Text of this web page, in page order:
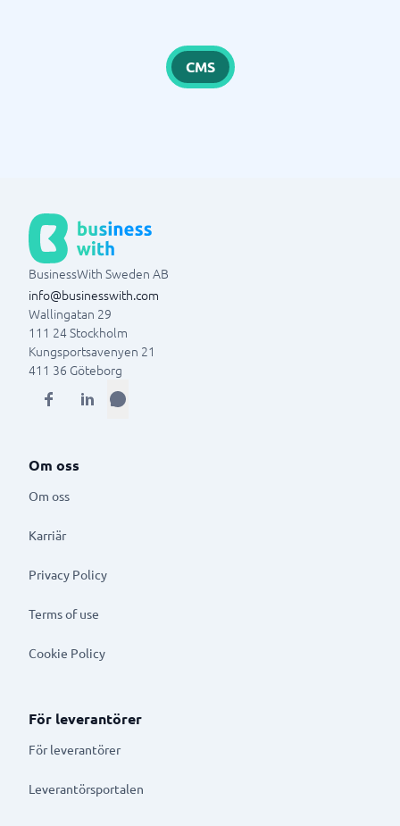
CMS
BusinessWith Sweden AB
info@businesswith.com
Wallingatan 29
111 24Stockholm
Kungsportsavenyen 21
411 36 Göteborg
Om oss
Om oss
Karriär
Privacy Policy
Terms of use
Cookie Policy
För leverantörer
För leverantörer
Leverantörsportalen